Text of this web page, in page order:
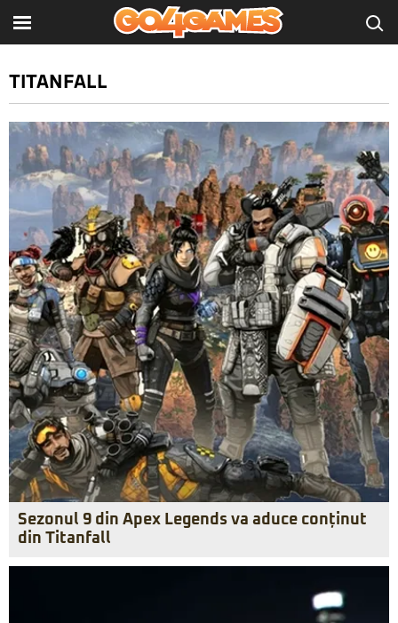
TITANFALL
Sezonul 9 din Apex Legends va aduce conținut
din Titanfall